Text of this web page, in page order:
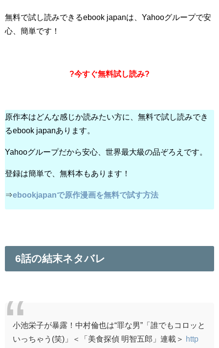
無料で試し読みできるebook japanは、Yahooグループで安
心、簡単です！
?今すぐ無料試し読み?
原作本はどんな感じか読みたい方に、無料で試し読みでき
るebook japanあります。
Yahooグループだから安心、世界最大級の品ぞろえです。
登録は簡単で、無料本もあります！
⇒ebookjapanで原作漫画を無料で試す方法
6話の結末ネタバレ
小池栄子が暴露！中村倫也は“罪な男”「誰でもコロッと
いっちゃう(笑)」＜「美食探偵 明智五郎」連載＞
http